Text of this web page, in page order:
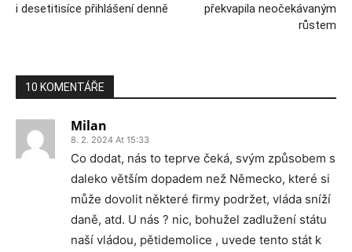
i desetitisíce přihlášení denně
překvapila neočekávaným
růstem
10 KOMENTÁŘE
Milan
8. 2. 2024 At 15:33
Co dodat, nás to teprve čeká, svým způsobem s
daleko větším dopadem než Německo, které si
může dovolit některé firmy podržet, vláda sníží
daně, atd. U nás ? nic, bohužel zadlužení státu
naší vládou, pětidemolice , uvede tento stát k